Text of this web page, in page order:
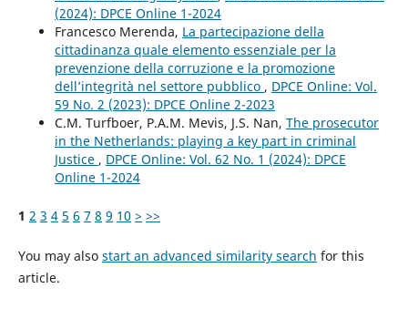
(2024): DPCE Online 1-2024
Francesco Merenda, La partecipazione della
cittadinanza quale elemento essenziale per la
prevenzione della corruzione e la promozione
dell’integrità nel settore pubblico , DPCE Online: Vol.
59 No. 2 (2023): DPCE Online 2-2023
C.M. Turfboer, P.A.M. Mevis, J.S. Nan, The prosecutor
in the Netherlands: playing a key part in criminal
Justice , DPCE Online: Vol. 62 No. 1 (2024): DPCE
Online 1-2024
1 2 3 4 5 6 7 8 9 10 > >>
You may also start an advanced similarity search for this
article.